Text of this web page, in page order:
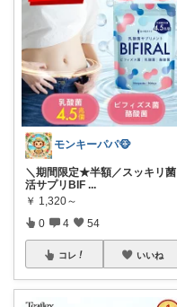
モンキーパパ🐵
＼期間限定★半額／スッキリ菌
活サプリBIF ...
￥ 1,320～
0 4 54
コレ いいね